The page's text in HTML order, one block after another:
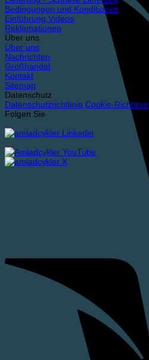
Bedingungen und Konditionen
Einführung Videos
Reklamationen
Über uns
Über uns
Nachrichten
Großhandel
Kontakt
Sitemap
Datenschutz
Datenschutzrichtlinie Cookie-Richtlinie
Folgen Sie